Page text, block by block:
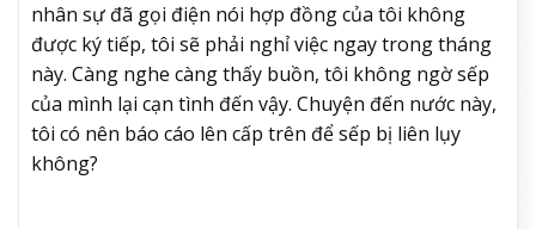
nhân sự đã gọi điện nói hợp đồng của tôi không
được ký tiếp, tôi sẽ phải nghỉ việc ngay trong tháng
này. Càng nghe càng thấy buồn, tôi không ngờ sếp
của mình lại cạn tình đến vậy. Chuyện đến nước này,
tôi có nên báo cáo lên cấp trên để sếp bị liên lụy
không?